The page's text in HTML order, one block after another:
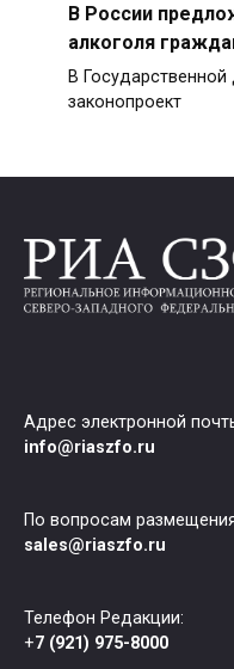
В России
алкоголя
В
законопроект
Адрес электронной
info@riaszfo.ru
По вопросам
sales@riaszfo.ru
Телефон Редакции:
+7 (921) 975-8000